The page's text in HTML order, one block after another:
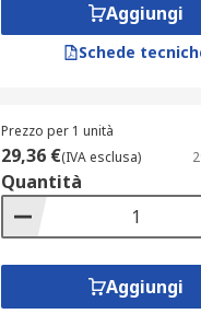
Aggiungi
Schede
Prezzo per 1 unità
29,36 €(IVA esclusa)
Quantità
Aggiungi